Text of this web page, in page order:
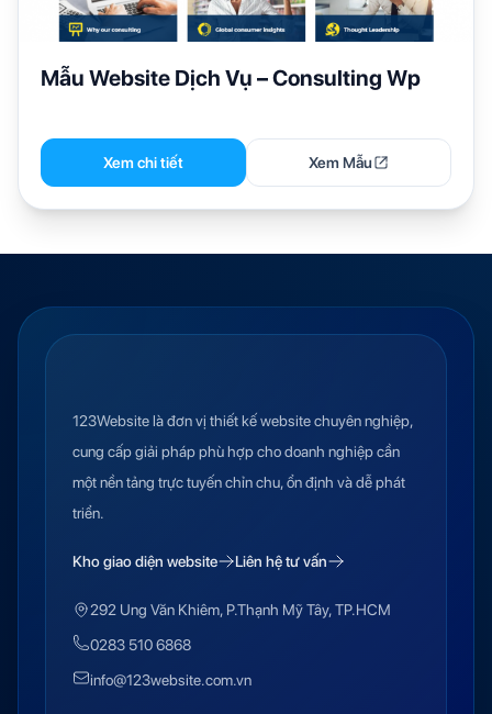
Mẫu Website Dịch Vụ – Consulting Wp
Xem chi tiết Xem Mẫu
123Website là đơn vị thiết kế website chuyên nghiệp,
cung cấp giải pháp phù hợp cho doanh nghiệp cần
một nền tảng trực tuyến chỉn chu, ổn định và dễ phát
triển.
Kho giao diện website Liên hệ tư vấn
292 Ung Văn Khiêm, P.Thạnh Mỹ Tây, TP.HCM
0283 510 6868
info@123website.com.vn